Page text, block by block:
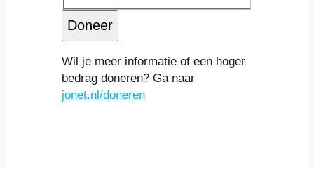
American
Express,
Discover,
MasterCard,
Visa,
Maestro
Doneer
Wil je meer informatie of een hoger
bedrag doneren? Ga naar
jonet.nl/doneren